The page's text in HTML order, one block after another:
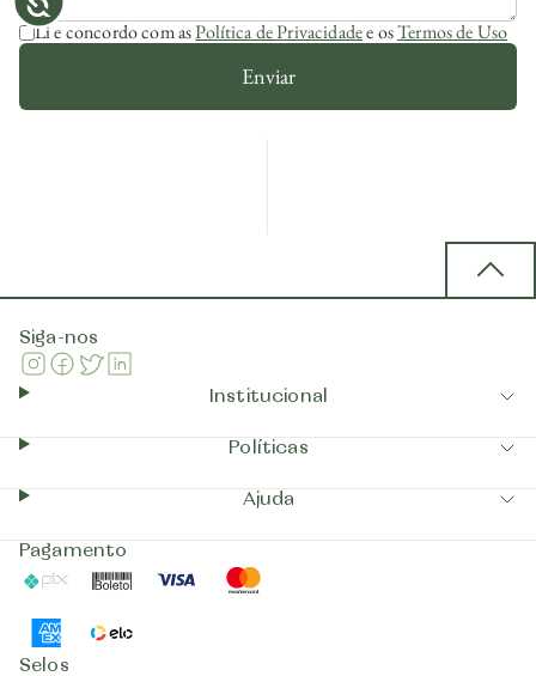
Li e concordo com asPolítica de Privacidadee osTermos de Uso
Enviar
Siga-nos
Instagram
Facebook
Twitter
Institucional
Políticas
Ajuda
Pagamento
Pix Boleto Visa
AmericanExpress
Selos